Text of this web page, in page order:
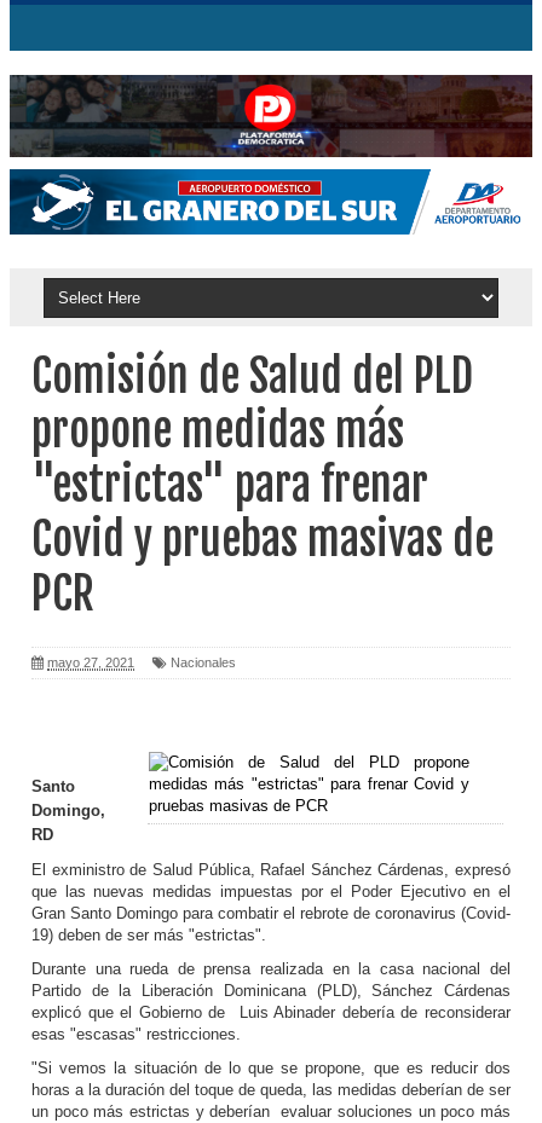
Comisión de Salud del PLD
propone medidas más
"estrictas" para frenar
Covid y pruebas masivas de
PCR
mayo 27, 2021 Nacionales
Santo
Domingo,
RD
El exministro de Salud Pública, Rafael Sánchez Cárdenas, expresó
que las nuevas medidas impuestas por el Poder Ejecutivo en el
Gran Santo Domingo para combatir el rebrote de coronavirus (Covid-
19) deben de ser más "estrictas".
Durante una rueda de prensa realizada en la casa nacional del
Partido de la Liberación Dominicana (PLD), Sánchez Cárdenas
explicó que el Gobierno de Luis Abinader debería de reconsiderar
esas "escasas" restricciones.
"Si vemos la situación de lo que se propone, que es reducir dos
horas a la duración del toque de queda, las medidas deberían de ser
un poco más estrictas y deberían evaluar soluciones un poco más